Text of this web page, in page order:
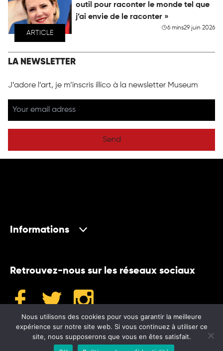
ARTICLE
outil pour raconter le monde tel que
j’ai envie de le raconter »
6 mins29 juin 2026
LA NEWSLETTER
J’adore l’art, je m’inscris illico à la newsletter Museum
Send
Informations
Retrouvez-nous sur les réseaux sociaux
Nous utilisons des cookies pour vous garantir la meilleure
expérience sur notre site web. Si vous continuez à utiliser ce
site, nous supposerons que vous en êtes satisfait.